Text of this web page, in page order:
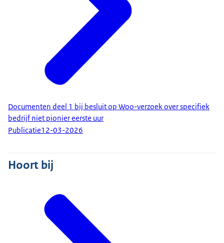
Documenten deel 1 bij besluit op Woo-verzoek over specifiek
bedrijf niet pionier eerste uur
Publicatie12-03-2026
Hoort bij